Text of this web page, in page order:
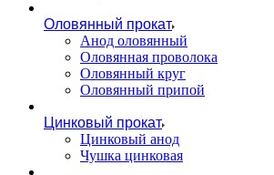
Оловянный прокат
Анод оловянный
Оловянная проволока
Оловянный круг
Оловянный припой
Цинковый прокат
Цинковый анод
Чушка цинковая